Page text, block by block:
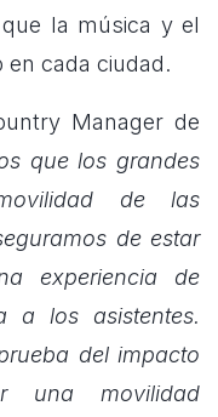
la música y el
en cada ciudad.
Manager de
que los grandes
de las
de estar
experiencia de
a los asistentes.
del impacto
una movilidad